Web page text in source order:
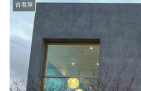
古着屋